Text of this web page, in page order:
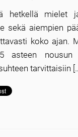
hetkellä mielet
sekä aiempien
koko ajan.
asteen nousun
tarvittaisiin